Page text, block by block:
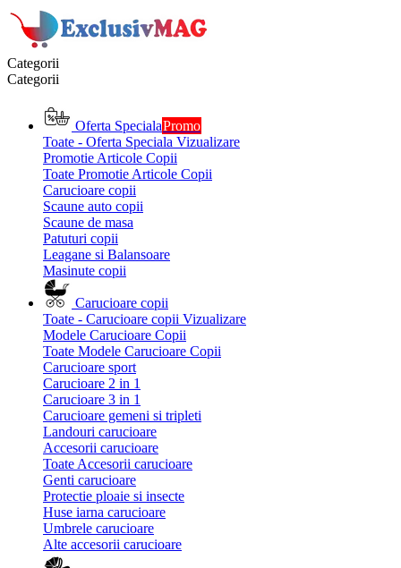
Categorii
Categorii
Oferta SpecialaPromo
Toate - Oferta Speciala Vizualizare
Promotie Articole Copii
Toate Promotie Articole Copii
Carucioare copii
Scaune auto copii
Scaune de masa
Patuturi copii
Leagane si Balansoare
Masinute copii
Carucioare copii
Toate - Carucioare copii Vizualizare
Modele Carucioare Copii
Toate Modele Carucioare Copii
Carucioare sport
Carucioare 2 in 1
Carucioare 3 in 1
Carucioare gemeni si tripleti
Landouri carucioare
Accesorii carucioare
Toate Accesorii carucioare
Genti carucioare
Protectie ploaie si insecte
Huse iarna carucioare
Umbrele carucioare
Alte accesorii carucioare